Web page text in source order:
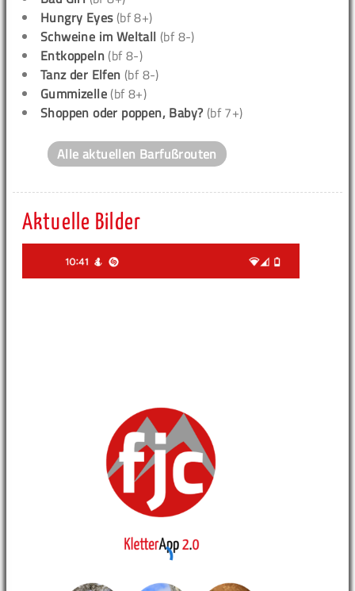
Hungry Eyes(bf 8+)
Schweine im Weltall (bf 8-)
Entkoppeln (bf 8-)
Tanz der Elfen (bf 8-)
Gummizelle (bf 8+)
Shoppen oder poppen, Baby? (bf 7+)
Alle aktuellen Barfußrouten
Aktuelle Bilder